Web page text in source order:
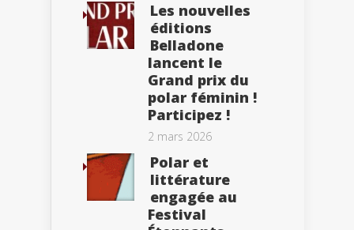
Les nouvelles
éditions
Belladone
lancent le
Grand prix du
polar féminin !
Participez !
2 mars 2026
Polar et
littérature
engagée au
Festival